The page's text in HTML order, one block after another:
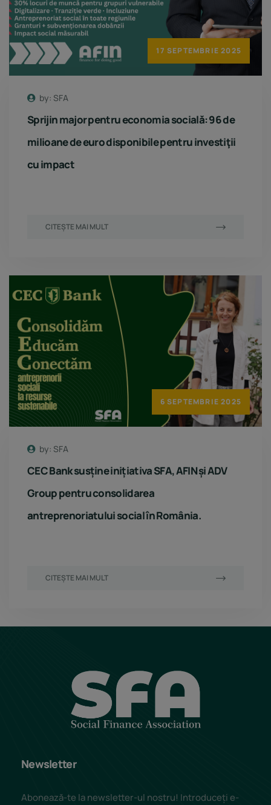
17 SEPTEMBRIE 2025
by: SFA
Sprijin major pentru economia socială: 96 de
milioane de euro disponibile pentru investiţii
cu impact
CITEȘTE MAI MULT
6 SEPTEMBRIE 2025
by: SFA
CEC Bank susține inițiativa SFA, AFIN și ADV
Group pentru consolidarea
antreprenoriatului social în România.
CITEȘTE MAI MULT
Newsletter
Abonează-te la newsletter-ul nostru! Introduceți e-